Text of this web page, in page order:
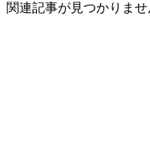
関連記事が見つかりませ